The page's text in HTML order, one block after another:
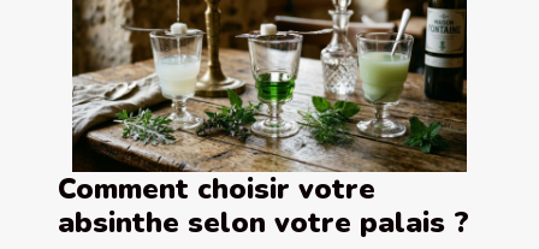
Comment choisir votre
absinthe selon votre palais ?